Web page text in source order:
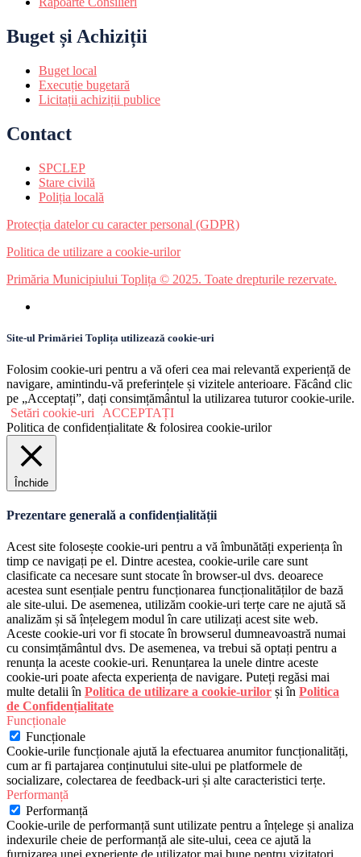
Buget și Achiziții
Buget local
Execuție bugetară
Licitații achiziții publice
Contact
SPCLEP
Stare civilă
Poliția locală
Protecția datelor cu caracter personal (GDPR)
Politica de utilizare a cookie-urilor
Primăria Municipiului Toplița © 2025. Toate drepturile rezervate.
Site-ul Primăriei Toplița utilizează cookie-uri
Folosim cookie-uri pentru a vă oferi cea mai relevantă experiență de
navigare, amintindu-vă preferințele și vizitele anterioare. Făcând clic
pe „Acceptați”, dați consimțământul la utilizarea tuturor cookie-urile.
Setări cookie-uri
ACCEPTAȚI
Politica de confidențialitate & folosirea cookie-urilor
Închide
Prezentare generală a confidențialității
Acest site folosește cookie-uri pentru a vă îmbunătăți experiența în
timp ce navigați pe el. Dintre acestea, cookie-urile care sunt
clasificate ca necesare sunt stocate în browser-ul dvs. deoarece
acestea sunt esențiale pentru funcționarea funcționalităților de bază
ale site-ului. De asemenea, utilizăm cookie-uri terțe care ne ajută să
analizăm și să înțelegem modul în care utilizați acest site web.
Aceste cookie-uri vor fi stocate în browserul dumneavoastră numai
cu consimțământul dvs. De asemenea, va trebui să optați pentru a
renunța la aceste cookie-uri. Renunțarea la unele dintre aceste
cookie-uri poate afecta experiența de navigare. Puteți regăsi mai
multe detalii în Politica de utilizare a cookie-urilor și în Politica
de Confidențialitate
Funcționale
Funcționale
Cookie-urile funcționale ajută la efectuarea anumitor funcționalități,
cum ar fi partajarea conținutului site-ului pe platformele de
socializare, colectarea de feedback-uri și alte caracteristici terțe.
Performanță
Performanță
Cookie-urile de performanță sunt utilizate pentru a înțelege și analiza
indexurile cheie de performanță ale site-ului, ceea ce ajută la